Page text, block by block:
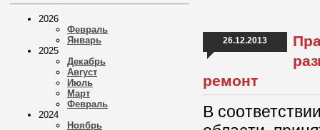
2026
Февраль
Январь
2025
Декабрь
Август
Июль
Март
Февраль
2024
Ноябрь
26.12.2013
ремонт
В